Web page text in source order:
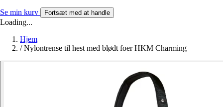
Se min kurv Fortsæt med at handle
Loading...
Hjem
/ Nylontrense til hest med blødt foer HKM Charming